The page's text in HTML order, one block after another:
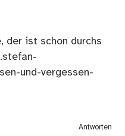
der ist schon durchs
und-vergessen-
Antworten